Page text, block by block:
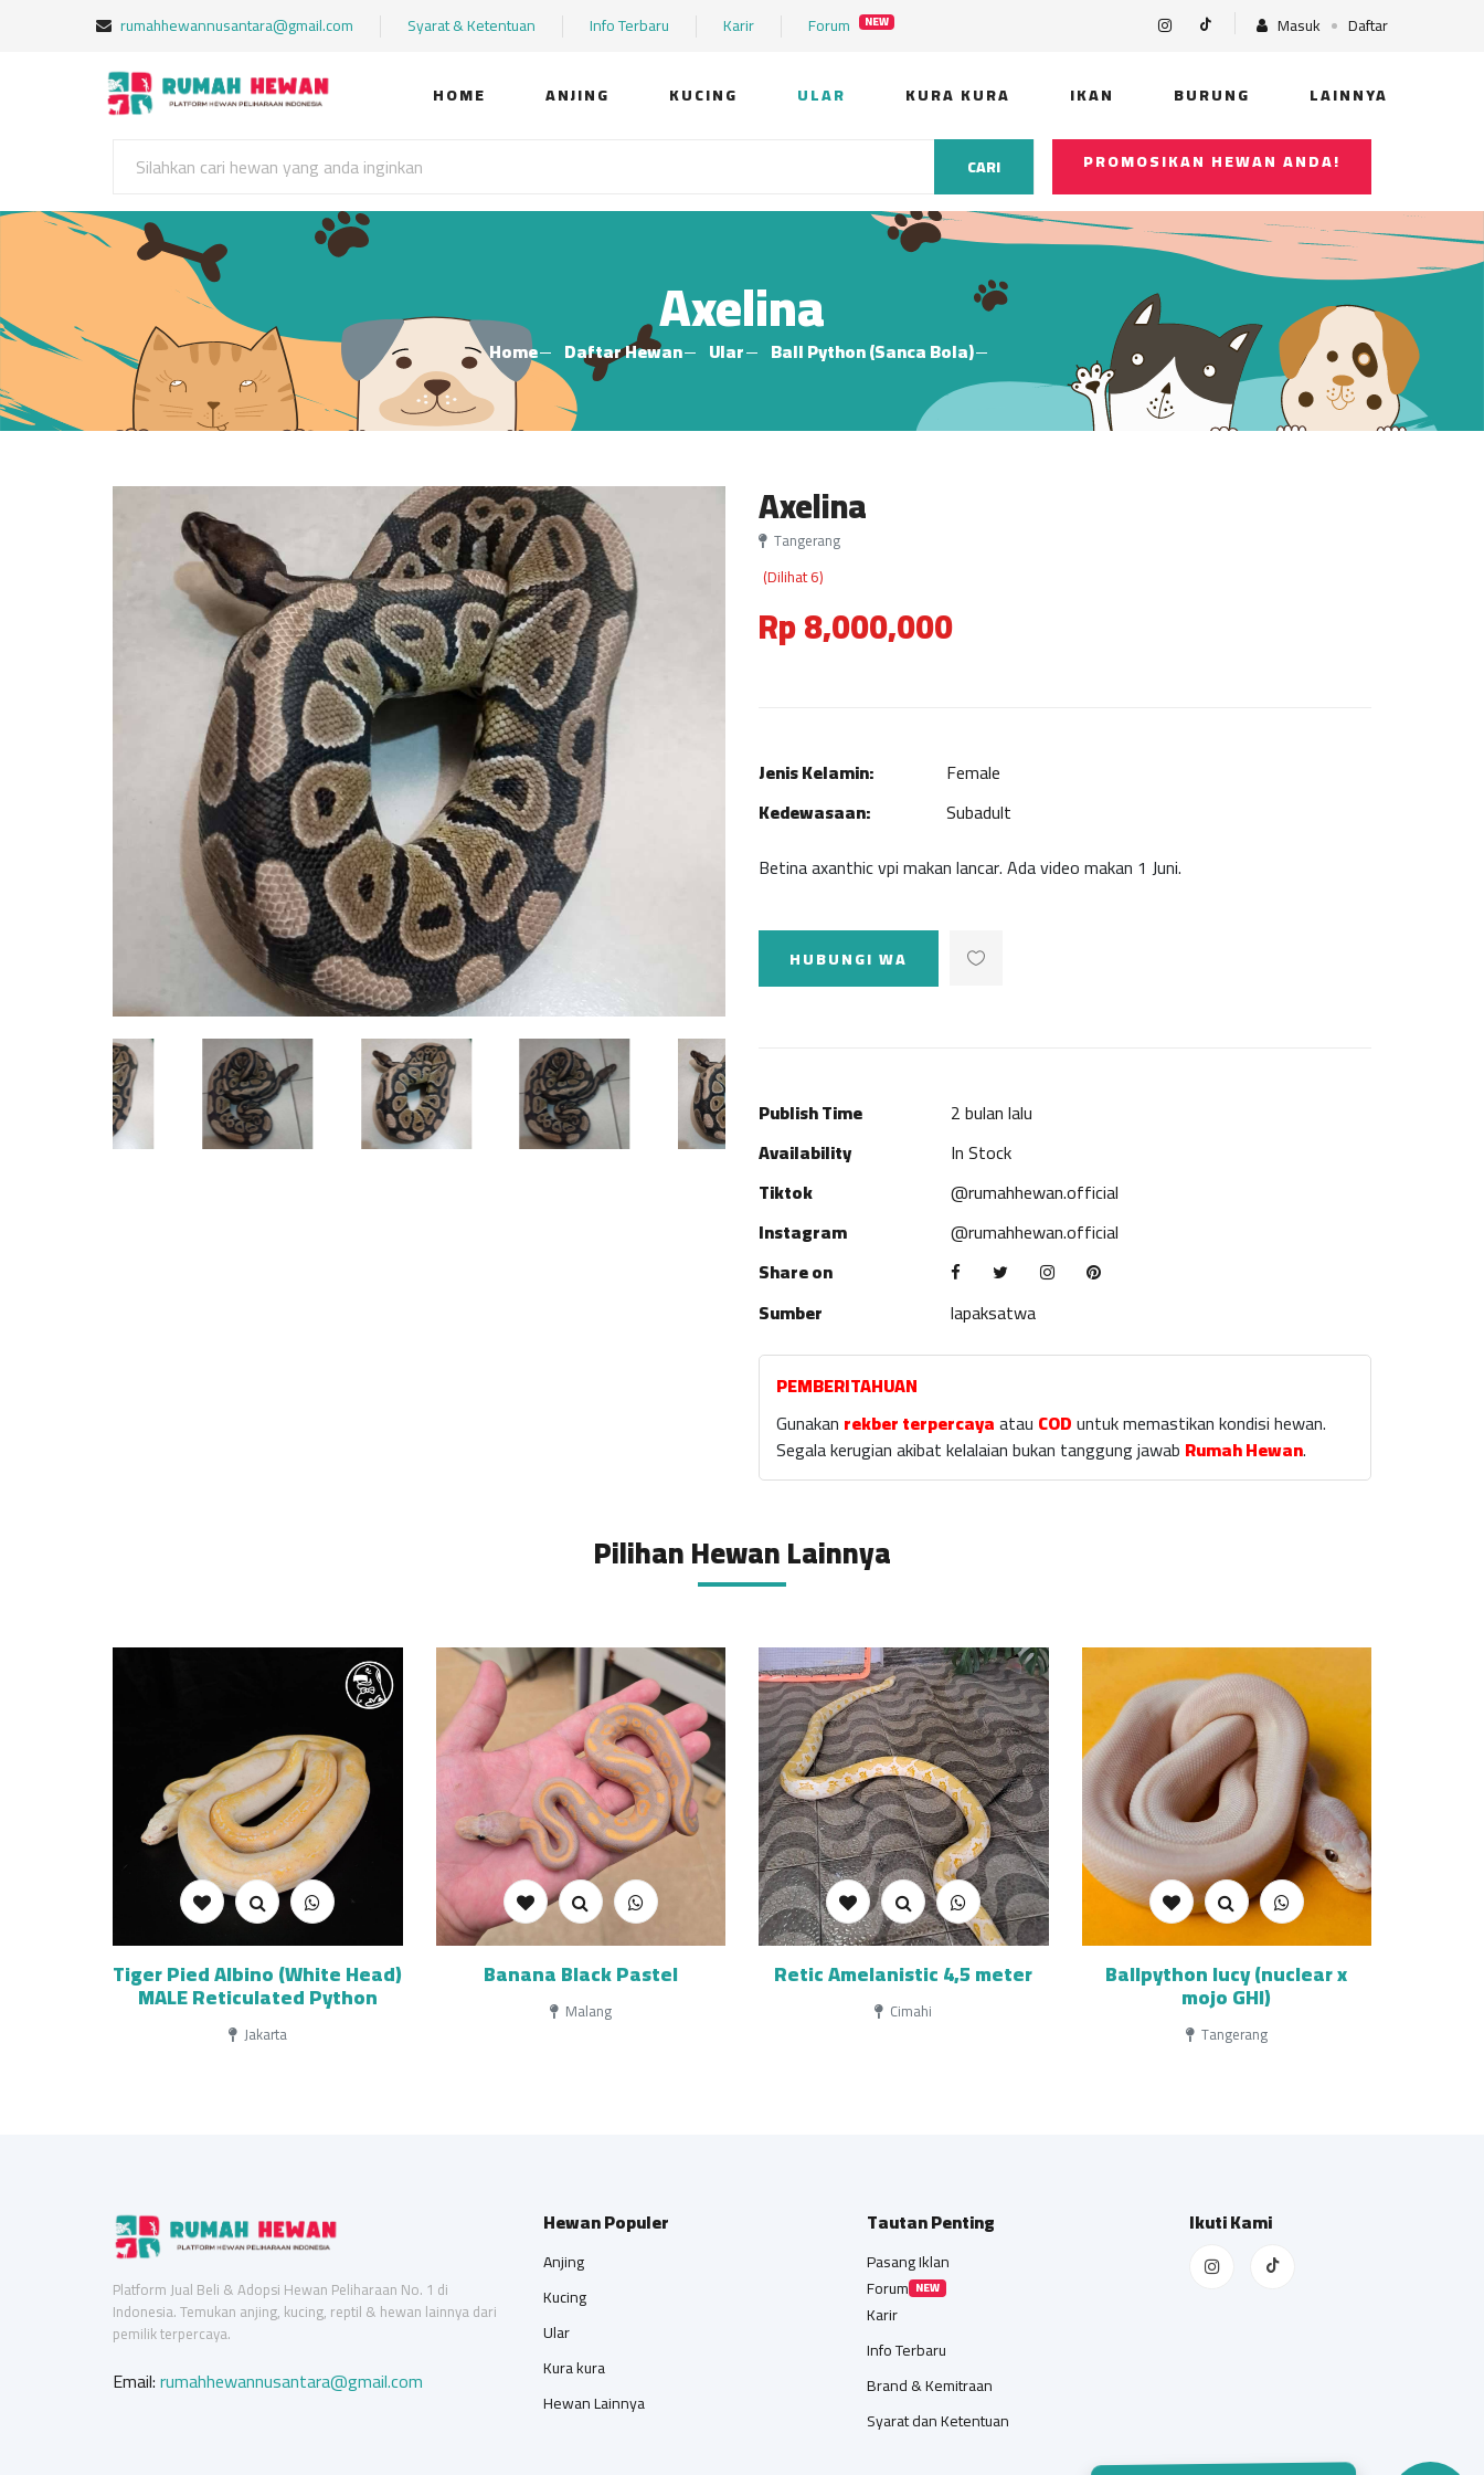
rumahhewannusantara@gmail.com Syarat & Ketentuan Info Terbaru Karir Forum NEW Masuk Daftar
HOME ANJING KUCING ULAR KURA KURA IKAN BURUNG LAINNYA
CARI PROMOSIKAN HEWAN ANDA!
Axelina
Home Daftar Hewan Ular Ball Python (Sanca Bola)
Axelina
Tangerang
(Dilihat 6)
Rp 8,000,000
Jenis Kelamin:
Female
Kedewasaan:
Subadult
Betina axanthic vpi makan lancar. Ada video makan 1 Juni.
HUBUNGI WA
Publish Time
2 bulan lalu
Availability
In Stock
Tiktok
@rumahhewan.official
Instagram
@rumahhewan.official
Share on
Sumber
lapaksatwa
PEMBERITAHUAN
Gunakan rekber terpercayaatau CODuntuk memastikan kondisi hewan.
Segala kerugian akibat kelalaian bukan tanggung jawab Rumah Hewan.
Pilihan Hewan Lainnya
Tiger Pied Albino (White Head)
MALE Reticulated Python
Jakarta
Banana Black Pastel
Malang
Retic Amelanistic 4,5 meter
Cimahi
Ballpython lucy (nuclear x
mojo GHI)
Tangerang
Platform Jual Beli & Adopsi Hewan Peliharaan No. 1 di
Indonesia. Temukan anjing, kucing, reptil & hewan lainnya dari
pemilik terpercaya.
Email:rumahhewannusantara@gmail.com
Hewan Populer
Anjing
Kucing
Ular
Kura kura
Hewan Lainnya
Tautan Penting
Pasang Iklan
Forum NEW
Karir
Info Terbaru
Brand & Kemitraan
Syarat dan Ketentuan
Ikuti Kami